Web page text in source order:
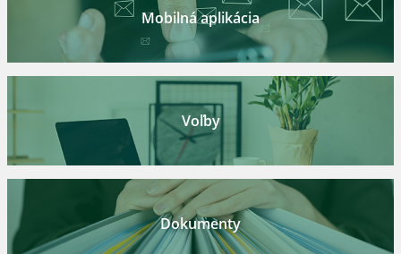
Mobilná aplikácia
Voľby
Dokumenty